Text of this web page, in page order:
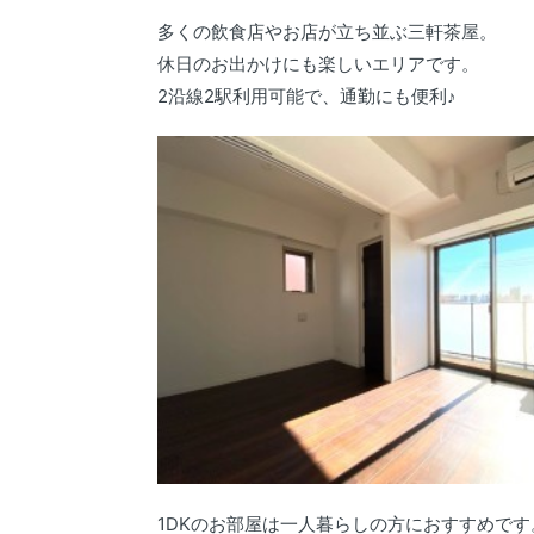
多くの飲食店やお店が立ち並ぶ三軒茶屋。
休日のお出かけにも楽しいエリアです。
2沿線2駅利用可能で、通勤にも便利♪
1DKのお部屋は一人暮らしの方におすすめで